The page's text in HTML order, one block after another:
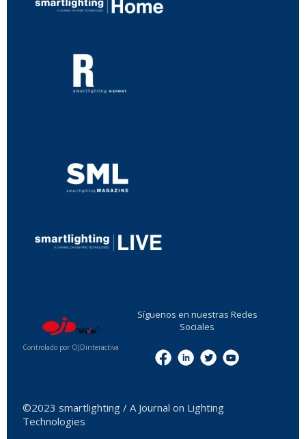
Controlado por OJDinteractiva
Síguenos en nuestras Redes
Sociales
©2023 smartlighting / A Journal on Lighting
Technologies